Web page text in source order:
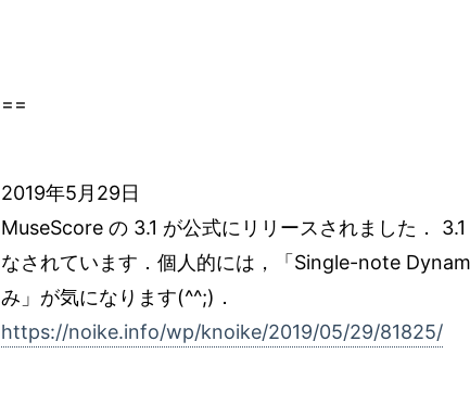
==
2019年5月29日
MuseScore の 3.1 が公式にリリースされました．
なされています．個人的には，「Single-note
み」が気になります(^^;)．
https://noike.info/wp/knoike/2019/05/29/81825/